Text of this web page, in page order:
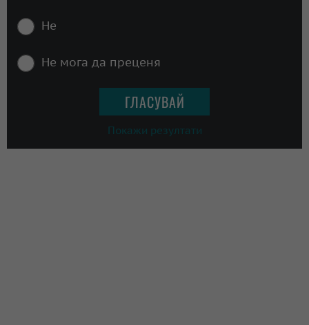
Не
Не мога да преценя
Покажи резултати